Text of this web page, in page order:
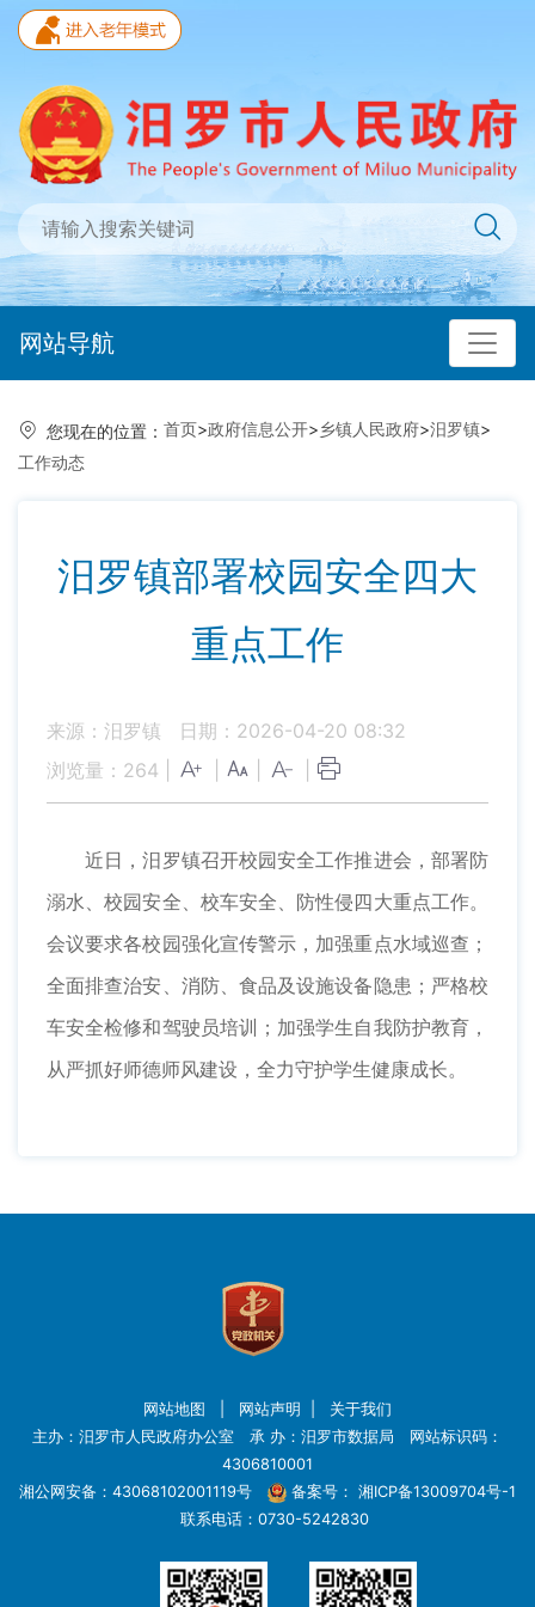
网站导航
您现在的位置： 首页>政府信息公开>乡镇人民政府>汨罗镇>
工作动态
汨罗镇部署校园安全四大
重点工作
来源：汨罗镇
日期：2026-04-20 08:32
浏览量： 264
近日，汨罗镇召开校园安全工作推进会，部署防
溺水、校园安全、校车安全、防性侵四大重点工作。
会议要求各校园强化宣传警示，加强重点水域巡查；
全面排查治安、消防、食品及设施设备隐患；严格校
车安全检修和驾驶员培训；加强学生自我防护教育，
从严抓好师德师风建设，全力守护学生健康成长。
网站地图 网站声明
关于我们
主办：汨罗市人民政府办公室 承 办：汨罗市数据局 网站标识码：
4306810001
湘公网安备：43068102001119号
备案号： 湘ICP备13009704号-1
联系电话：0730-5242830